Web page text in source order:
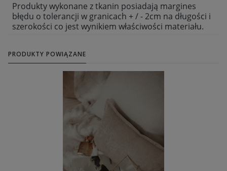
Produkty wykonane z tkanin posiadają margines
błędu o tolerancji w granicach + / - 2cm na długości i
szerokości co jest wynikiem właściwości materiału.
PRODUKTY POWIĄZANE